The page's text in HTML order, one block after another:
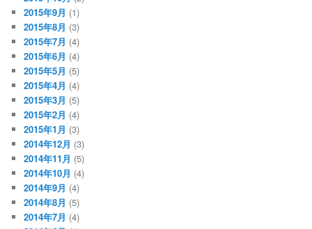
2015年9月 (1)
2015年8月 (3)
2015年7月 (4)
2015年6月 (4)
2015年5月 (5)
2015年4月 (4)
2015年3月 (5)
2015年2月 (4)
2015年1月 (3)
2014年12月 (3)
2014年11月 (5)
2014年10月 (4)
2014年9月 (4)
2014年8月 (5)
2014年7月 (4)